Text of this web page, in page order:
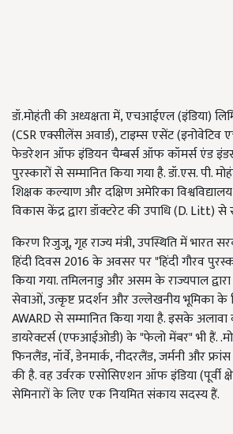
डॉ.मोहंती की अध्यक्षता में,एचआईएल(इंडिया)
(CSRएक्सीलेंस अवार्ड),टाइम्स एसेंट(इनोवेटिव
फेडरेशन ऑफ इंडियन चैम्बर्स ऑफ कॉमर्स एंड
पुरस्कारों से सम्मानित किया गया है.डॉ.एस.पी.
शिक्षक कल्याण और दक्षिण अमेरिका
विकास केंद्र द्वारा डॉक्टरेट की उपाधि(D. Litt)से
किरण रिजुजू,गृह राज्य मंत्री,उपस्थिति में भारत
हिंदी दिवस2016के अवसर पर"हिंदी गौरव
किया गया.तमिलनाडु और असम के राज्यपाल द्वारा
सेवाओं,उत्कृष्ट प्रदर्शन और उल्लेखनीय भूमिका के
AWARDसे सम्मानित किया गया है.इसके अलावा
डायरेक्टर्स(एफआईओडी)के"फेलो मेंबर"भी हैं..
फिनलैंड,नॉर्वे,डेनमार्क,नीदरलैंड,जर्मनी और
की है.वह उर्वरक एसोसिएशन ऑफ इंडिया(पूर्वी
सेमिनारों के लिए एक नियमित संकाय सदस्य हैं.